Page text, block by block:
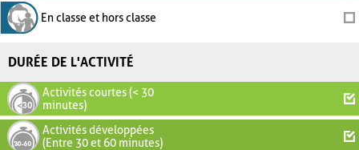
En classe et hors classe
DURÉE DE L'ACTIVITÉ
Activités courtes (< 30
minutes)
Activités développées
(Entre 30 et 60 minutes)